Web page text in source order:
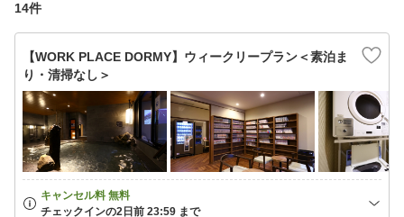
14件
【WORK PLACE DORMY】ウィークリープラン＜素泊ま
り・清掃なし＞